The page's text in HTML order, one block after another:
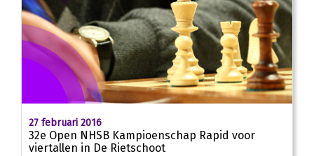
27 februari 2016
32e Open NHSB Kampioenschap Rapid voor
viertallen in De Rietschoot